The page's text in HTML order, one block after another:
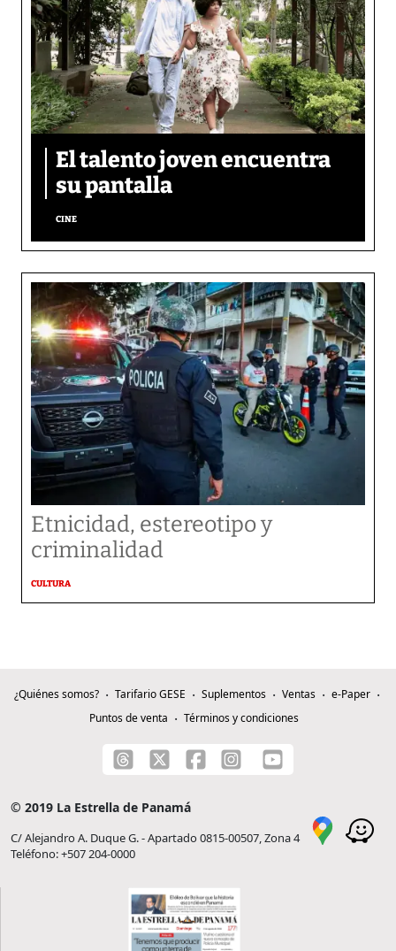
El talento joven encuentra
su pantalla​
CINE
Etnicidad, estereotipo y
criminalidad
CULTURA
¿Quiénes somos? Tarifario GESE Suplementos Ventas
e-Paper
Puntos de venta
Términos y condiciones
© 2019 La Estrella de Panamá
C/ Alejandro A. Duque G. - Apartado 0815-00507, Zona 4
Teléfono: +507 204-0000